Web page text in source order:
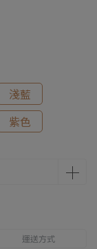
淺藍
紫色
運送方式